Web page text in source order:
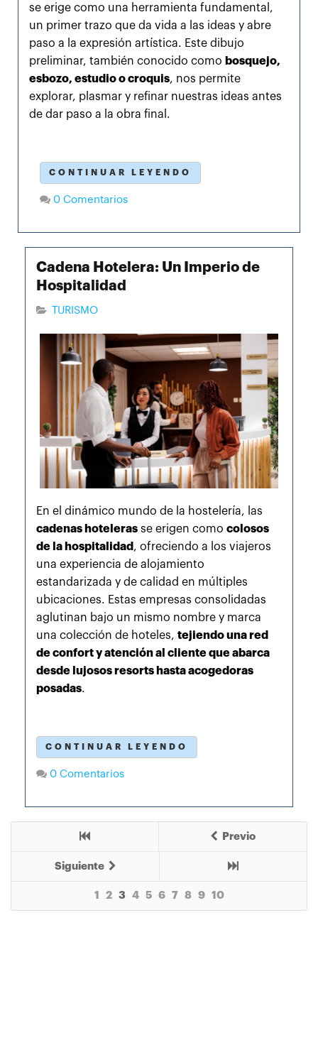
se erige como una herramienta fundamental,
un primer trazo que da vida a las ideas y abre
paso a la expresión artística. Este dibujo
preliminar, también conocido como bosquejo,
esbozo, estudio o croquis, nos permite
explorar, plasmar y refinar nuestras ideas antes
de dar paso a la obra final.
CONTINUAR LEYENDO
0 Comentarios
Cadena Hotelera: Un Imperio de
Hospitalidad
TURISMO
En el dinámico mundo de la hostelería, las
cadenas hoteleras se erigen como colosos
de la hospitalidad , ofreciendo a los viajeros
una experiencia de alojamiento
estandarizada y de calidad en múltiples
ubicaciones. Estas empresas consolidadas
aglutinan bajo un mismo nombre y marca
una colección de hoteles, tejiendo una red
de confort y atención al cliente que abarca
desde lujosos resorts hasta acogedoras
posadas.
CONTINUAR LEYENDO
0 Comentarios
Previo
Siguiente
1 2 3 4 5 6 7 8 9 10